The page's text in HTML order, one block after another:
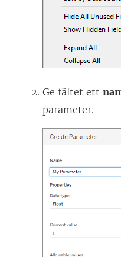
Ge fältet ett
parameter.